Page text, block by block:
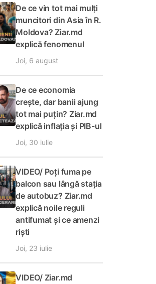
De ce vin tot mai mulți
muncitori din Asia în R.
Moldova? Ziar.md
explică fenomenul
Joi, 6 august
De ce economia
crește, dar banii ajung
tot mai puțin? Ziar.md
explică inflația și PIB-ul
Joi, 30 iulie
VIDEO/ Poți fuma pe
balcon sau lângă stația
de autobuz? Ziar.md
explică noile reguli
antifumat și ce amenzi
riști
Joi, 23 iulie
VIDEO/ Ziar.md